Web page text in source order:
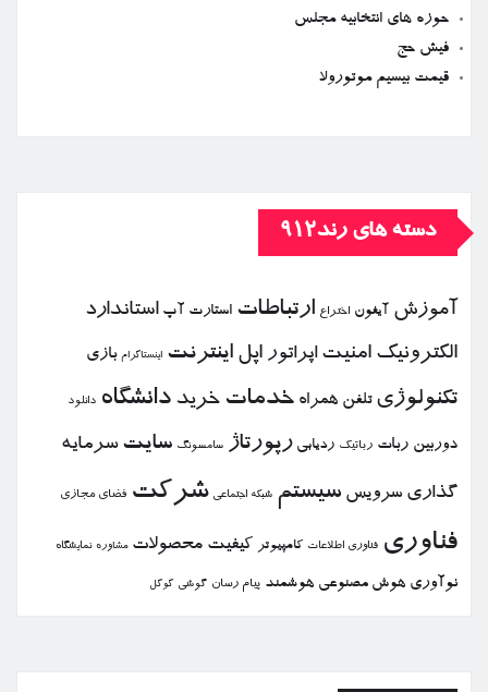
حوزه های انتخابیه مجلس
فیش حج
قیمت بیسیم موتورولا
دسته های رند912
آموزش آیفون اختراع ارتباطات استارت آپ استاندارد
الكترونیك امنیت اپراتور اپل اینترنت اینستاگرام بازی
تكنولوژی تلفن همراه خدمات خرید دانشگاه دانلود
دوربین ربات رباتیك ردیابی رپورتاژ سامسونگ سایت سرمایه
گذاری سرویس سیستم شبكه اجتماعی شركت فضای مجازی
فناوری فناوری اطلاعات كامپیوتر كیفیت محصولات مشاوره نمایشگاه
نوآوری هوش مصنوعی هوشمند پیام رسان گوشی گوگل